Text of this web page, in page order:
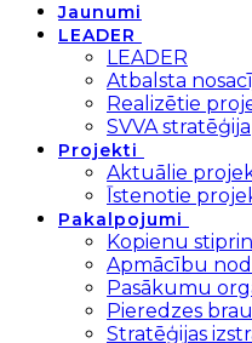
Jaunumi
LEADER
LEADER
Atbalsta
Realizētie
SVVA stratēģija
Projekti
Aktuālie
Īstenotie
Pakalpojumi
Kopienu
Apmācību
Pasākumu
Pieredzes
Stratēģijas